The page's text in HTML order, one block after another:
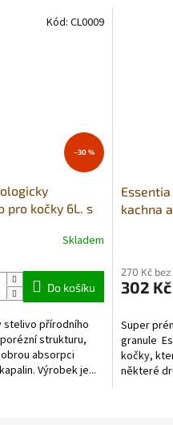
–30 %
pro kočky 6L. s
Skladem
Do košíku
přírodního
strukturu,
absorpci
Výrobek je...
Kód: CL0009
kachna
produktu
je
z
5
hvězdiček.
270 Kč bez
302 Kč
Super
granule
kočky,
některé